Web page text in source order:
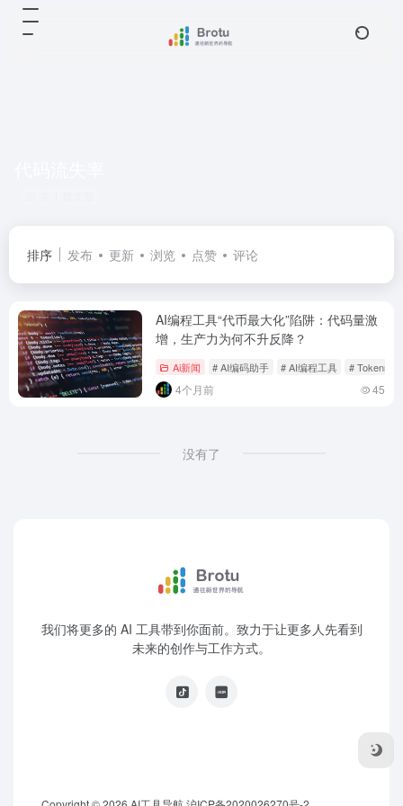
排序 发布 更新 浏览 点赞 评论
AI编程工具“代币最大化”陷阱：代码量激
增，生产力为何不升反降？
Ai新闻 # AI编码助手 # AI编程工具 #
4个月前 45
没有了
我们将更多的 AI 工具带到你面前。致力于让更多人先看到
未来的创作与工作方式。